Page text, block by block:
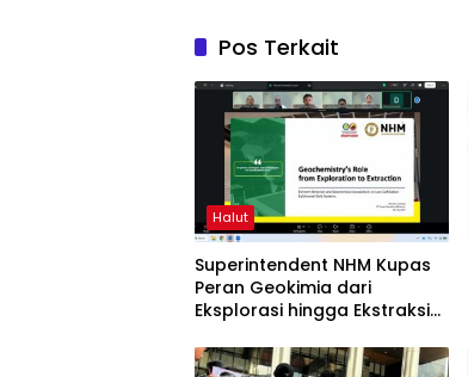
Pos Terkait
Halut
Superintendent NHM Kupas
Peran Geokimia dari
Eksplorasi hingga Ekstraksi
UNG